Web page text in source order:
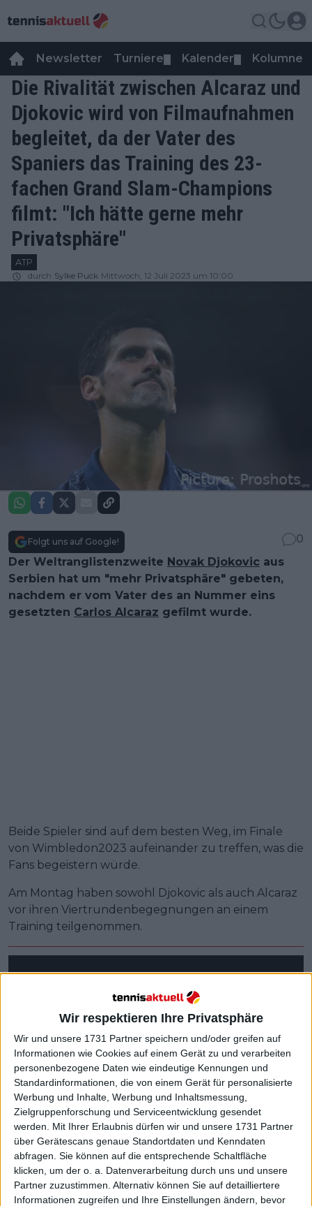
Wir respektieren Ihre Privatsphäre
Wir und unsere 1731 Partner speichern und/oder greifen auf
Informationen wie Cookies auf einem Gerät zu und verarbeiten
personenbezogene Daten wie eindeutige Kennungen und
Standardinformationen, die von einem Gerät für personalisierte
Werbung und Inhalte, Werbung und Inhaltsmessung,
Zielgruppenforschung und Serviceentwicklung gesendet
werden.
Mit Ihrer Erlaubnis dürfen wir und unsere 1731 Partner
über Gerätescans genaue Standortdaten und Kenndaten
abfragen. Sie können auf die entsprechende Schaltfläche
klicken, um der o. a. Datenverarbeitung durch uns und unsere
Partner zuzustimmen. Alternativ können Sie auf detailliertere
Informationen zugreifen und Ihre Einstellungen ändern, bevor
Newsletter Turniere Kalender Kolumnen
Die Rivalität zwischen Alcaraz und
Djokovic wird von Filmaufnahmen
begleitet, da der Vater des
Spaniers das Training des 23-
fachen Grand Slam-Champions
filmt: "Ich hätte gerne mehr
Privatsphäre"
ATP
durch Sylke Puck Mittwoch, 12 Juli 2023 um 10:00
Folgt uns auf Google!
0
Der Weltranglistenzweite Novak Djokovic aus
Serbien hat um "mehr Privatsphäre" gebeten,
nachdem er vom Vater des an Nummer eins
gesetzten Carlos Alcaraz gefilmt wurde.
Beide Spieler sind auf dem besten Weg, im Finale
von Wimbledon2023 aufeinander zu treffen, was die
Fans begeistern würde.
Am Montag haben sowohl Djokovic als auch Alcaraz
vor ihren Viertrundenbegegnungen an einem
Training teilgenommen.